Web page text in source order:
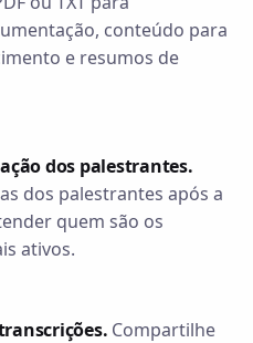
conteúdo para
e resumos de
dos palestrantes.
dos palestrantes após a
quem são os
ativos.
Compartilhe